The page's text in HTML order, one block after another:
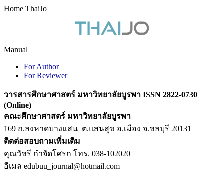
Home ThaiJo
Manual
For Author
For Reviewer
วารสารศึกษาศาสตร์ มหาวิทยาลัยบูรพา ISSN 2822-0730
(Online)
คณะศึกษาศาสตร์ มหาวิทยาลัยบูรพา
169 ถ.ลงหาดบางแสน ต.แสนสุข อ.เมือง จ.ชลบุรี 20131
ติดต่อสอบถามเพิ่มเติม
คุณวัชรี กำจัดโศรก โทร. 038-102020
อีเมล edubuu_journal@hotmail.com